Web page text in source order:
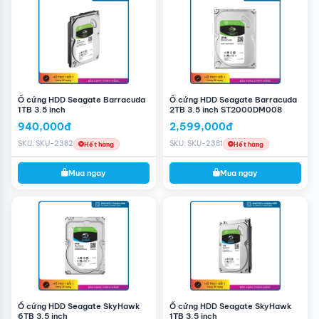
chế hư hỏng và cho thời gian sử dụng lâu dài.
Chiếc ổ cứng của thương hiệu Seagate đem đến không
gian lưu trữ rộng rãi nhờ sở hữu dung lượng lớn lên đến
2TB. Người dùng sẽ khá thoải mái trong việc lưu trữ dữ
liệu cũng như tải các phần mềm trên bộ nhớ của PC mà
không phải lo nhanh bị đầy.
ST2000VX015 còn cung cấp tốc độ băng thông cao.
máy tính trở nên nhanh chóng chỉ trong vài giây.
Ổ cứng HDD Seagate Barracuda
1TB 3.5 inch
940,000đ
SKU: SKU-2382 Hết hàng
Mua ngay
Ổ cứng HDD Seagate Barracuda
2TB 3.5 inch ST2000DM008
2,599,000đ
SKU: SKU-2381 Hết hàng
Mua ngay
Ổ cứng HDD Seagate SkyHawk
6TB 3.5 inch
Ổ cứng HDD Seagate SkyHawk
1TB 3.5 inch